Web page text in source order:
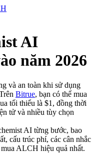
AI
năm 2026
và an toàn khi sử dụng
Bitrue, bạn có thể mua
tối thiểu là $1, đồng thời
tử và nhiều tùy chọn
AI từng bước, bao
cấu trúc phí, các cân nhắc
ALCH hiệu quả nhất.